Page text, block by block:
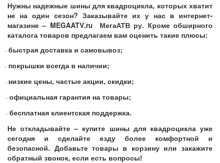
Нужны надежные шины для квадроцикла, которых хватит
не на один сезон? Заказывайте их у нас в интернет-
магазине – MEGAATV.ru МегаАТВ ру. Кроме обширного
каталога товаров предлагаем вам оценить такие плюсы:
быстрая доставка и самовывоз;
покрышки всегда в наличии;
низкие цены, частые акции, скидки;
официальная гарантия на товары;
бесплатная клиентская поддержка.
Не откладывайте – купите шины для квадроцикла уже
сегодня и сделайте езду более комфортной и
безопасной. Добавьте товары в корзину или закажите
обратный звонок, если есть вопросы!